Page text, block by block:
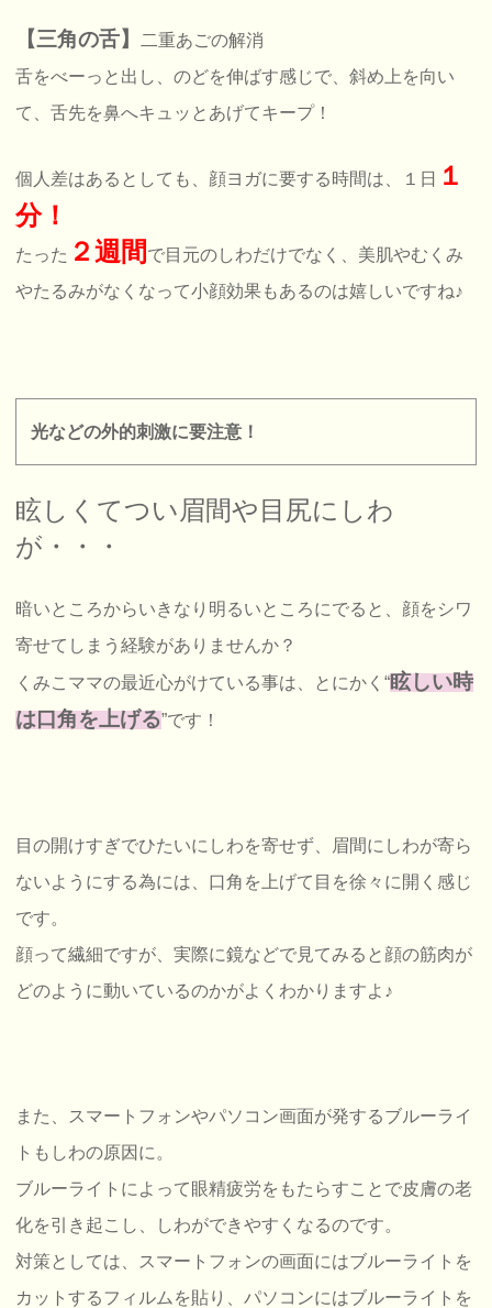
【三角の舌】
二重あごの解消
舌をべーっと出し、のどを伸ばす感じで、斜め上を向い
て、舌先を鼻へキュッとあげてキープ！
個人差はあるとしても、顔ヨガに要する時間は、１日 １
分！
たった ２週間 で目元のしわだけでなく、美肌やむくみ
やたるみがなくなって小顔効果もあるのは嬉しいですね♪
光などの外的刺激に要注意！
眩しくてつい眉間や目尻にしわ
が・・・
暗いところからいきなり明るいところにでると、顔をシワ
寄せてしまう経験がありませんか？
くみこママの最近心がけている事は、とにかく“眩しい時
は口角を上げる”です！
目の開けすぎでひたいにしわを寄せず、眉間にしわが寄ら
ないようにする為には、口角を上げて目を徐々に開く感じ
です。
顔って繊細ですが、実際に鏡などで見てみると顔の筋肉が
どのように動いているのかがよくわかりますよ♪
また、スマートフォンやパソコン画面が発するブルーライ
トもしわの原因に。
ブルーライトによって眼精疲労をもたらすことで皮膚の老
化を引き起こし、しわができやすくなるのです。
対策としては、スマートフォンの画面にはブルーライトを
カットするフィルムを貼り、パソコンにはブルーライトを